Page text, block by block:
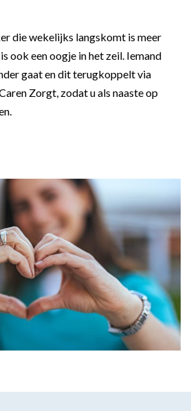
die wekelijks langskomt is meer
ook een oogje in het zeil. Iemand
gaat en dit terugkoppelt via
Zorgt, zodat u als naaste op